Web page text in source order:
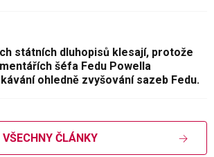
státních dluhopisů klesají, protože
šéfa Fedu Powella
ohledně zvyšování sazeb Fedu.
VŠECHNY ČLÁNKY